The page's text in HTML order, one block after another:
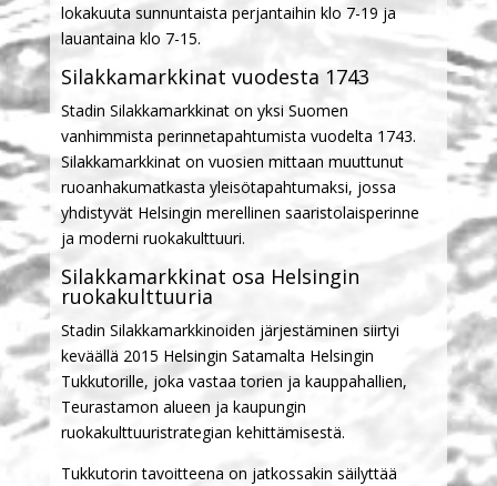
lokakuuta sunnuntaista perjantaihin klo 7-19 ja
lauantaina klo 7-15.
Silakkamarkkinat vuodesta 1743
Stadin Silakkamarkkinat on yksi Suomen
vanhimmista perinnetapahtumista vuodelta 1743.
Silakkamarkkinat on vuosien mittaan muuttunut
ruoanhakumatkasta yleisötapahtumaksi, jossa
yhdistyvät Helsingin merellinen saaristolaisperinne
ja moderni ruokakulttuuri.
Silakkamarkkinat osa Helsingin
ruokakulttuuria
Stadin Silakkamarkkinoiden järjestäminen siirtyi
keväällä 2015 Helsingin Satamalta Helsingin
Tukkutorille, joka vastaa torien ja kauppahallien,
Teurastamon alueen ja kaupungin
ruokakulttuuristrategian kehittämisestä.
Tukkutorin tavoitteena on jatkossakin säilyttää